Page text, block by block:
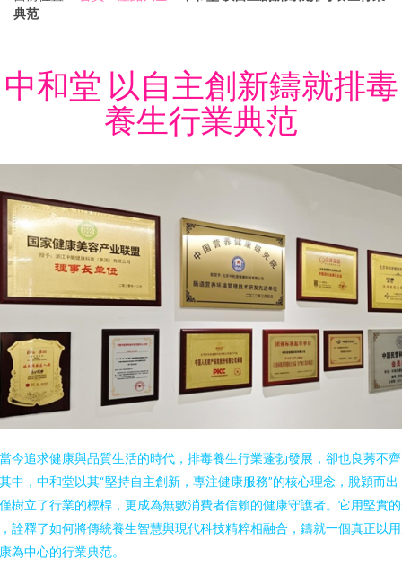
典范
中和堂 以自主創新鑄就排毒
養生行業典范
今追求健康與品質生活的時代，排毒養生行業蓬勃發展，卻也良莠不
中，中和堂以其“堅持自主創新，專注健康服務”的核心理念，脫穎而出
樹立了行業的標桿，更成為無數消費者信賴的健康守護者。它用堅實
詮釋了如何將傳統養生智慧與現代科技精粹相融合，鑄就一個真正以
為中心的行業典范。